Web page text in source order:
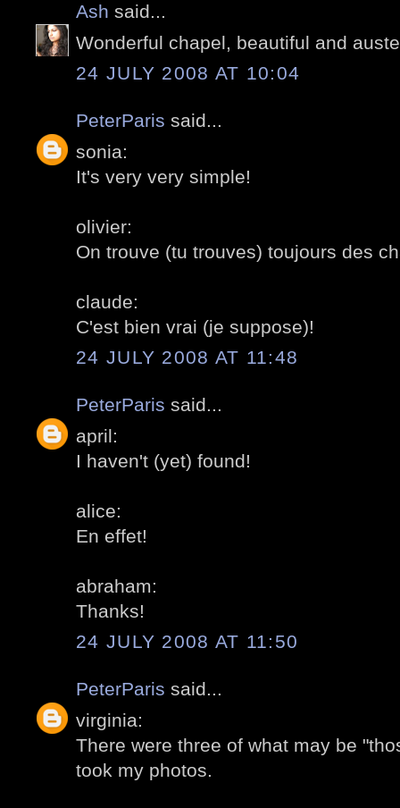
Ash said...
Wonderful chapel, beautiful and
24 JULY 2008 AT 10:04
PeterParis said...
sonia:
It's very very simple!
olivier:
On trouve (tu trouves) toujours des
claude:
C'est bien vrai (je suppose)!
24 JULY 2008 AT 11:48
PeterParis said...
april:
I haven't (yet) found!
alice:
En effet!
abraham:
Thanks!
24 JULY 2008 AT 11:50
PeterParis said...
virginia:
There were three of what may be
took my photos.